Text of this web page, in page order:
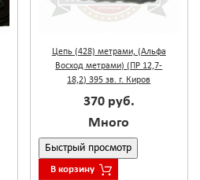
Цепь (428) метрами, (Альфа
Восход метрами) (ПР 12,7-
18,2) 395 зв. г. Киров
370 руб.
Много
Быстрый просмотр
В корзину